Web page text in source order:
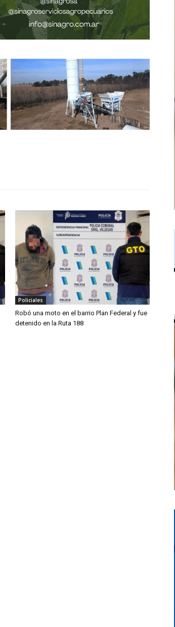
Policiales
Robó una moto en el barrio Plan Federal y fue
detenido en la Ruta 188